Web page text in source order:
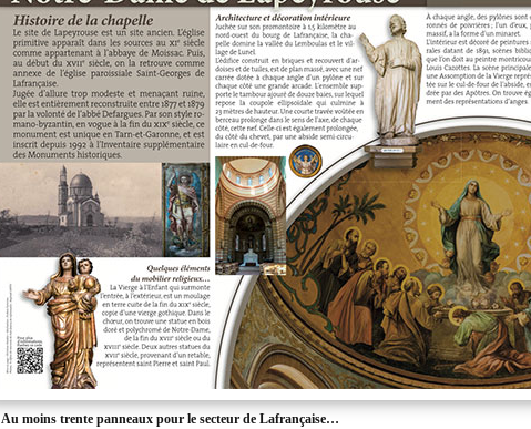
Au moins trente panneaux pour le secteur de Lafrançaise…